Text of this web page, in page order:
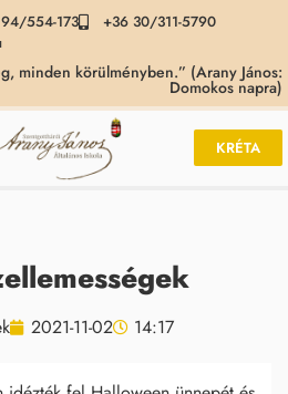
554-173
+36 30/311-5790
minden körülményben.” (Arany János:
Domokos napra)
KRÉTA
2021-11-02 14:17